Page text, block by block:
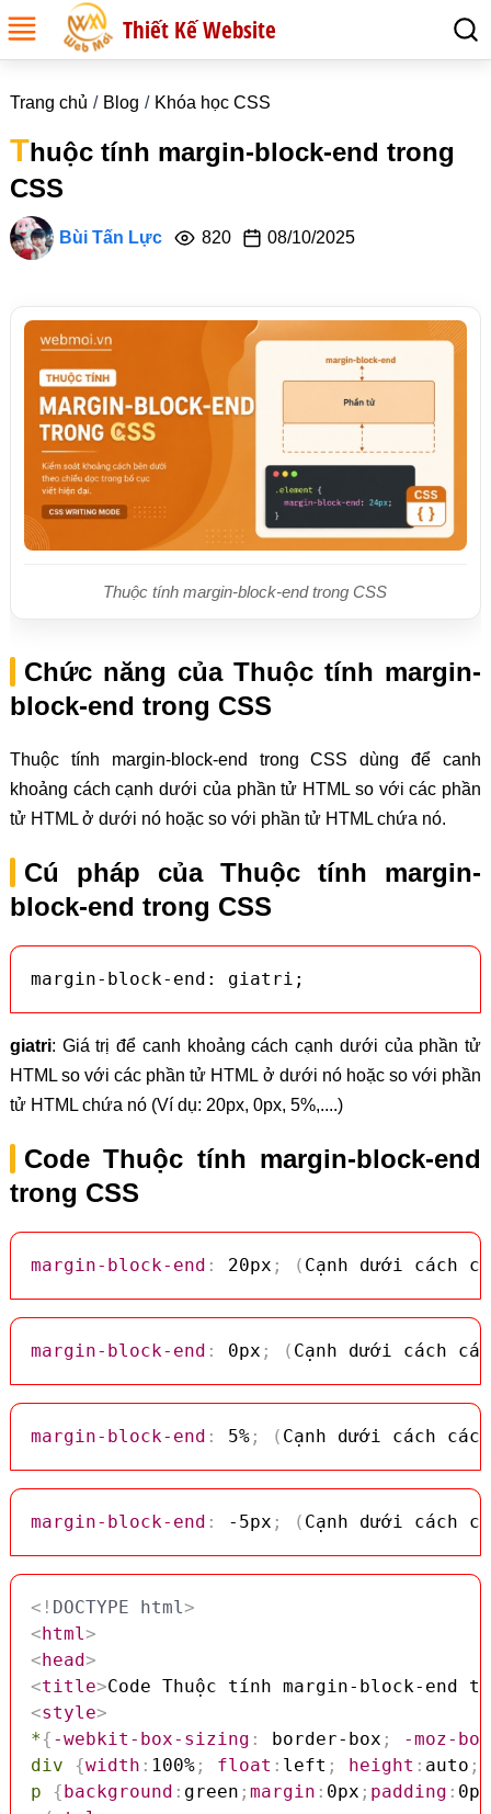
Thiết Kế Website
Trang chủ Blog Khóa học CSS
Thuộc tính margin-block-end trong
CSS
Bùi Tấn Lực 820 08/10/2025
Thuộc tính margin-block-end trong CSS
Chức năng của Thuộc tính margin-
block-end trong CSS
Thuộc tính margin-block-end trong CSS dùng để canh
khoảng cách cạnh dưới của phần tử HTML so với các phần
tử HTML ở dưới nó hoặc so với phần tử HTML chứa nó.
Cú pháp của Thuộc tính margin-
block-end trong CSS
margin-block-end: giatri;
giatri: Giá trị để canh khoảng cách cạnh dưới của phần tử
HTML so với các phần tử HTML ở dưới nó hoặc so với phần
tử HTML chứa nó (Ví dụ: 20px, 0px, 5%,....)
Code Thuộc tính margin-block-end
trong CSS
margin-block-end : 20px ; ( Cạnh dưới cách
margin-block-end : 0px ; ( Cạnh dưới cách
margin-block-end : 5%; ( Cạnh dưới cách
margin-block-end : -5px ; ( Cạnh dưới cách
<! DOCTYPE html>
<html>
<head>
<title>Code Thuộc tính margin-block-end
<style>
*{ -webkit-box-sizing : border-box ;
-moz-
div
{width : 100%; float : left ; height : auto ;
p
{background : green ; margin : 0px ; padding : 0px